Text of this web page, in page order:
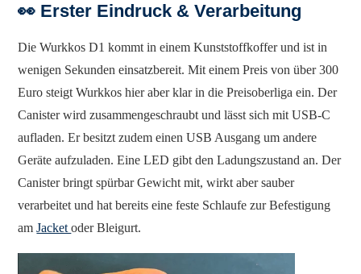
👀 Erster Eindruck & Verarbeitung
Die Wurkkos D1 kommt in einem Kunststoffkoffer und ist in
wenigen Sekunden einsatzbereit. Mit einem Preis von über 300
Euro steigt Wurkkos hier aber klar in die Preisoberliga ein. Der
Canister wird zusammengeschraubt und lässt sich mit USB-C
aufladen. Er besitzt zudem einen USB Ausgang um andere
Geräte aufzuladen. Eine LED gibt den Ladungszustand an. Der
Canister bringt spürbar Gewicht mit, wirkt aber sauber
verarbeitet und hat bereits eine feste Schlaufe zur Befestigung
amJacketoder Bleigurt.